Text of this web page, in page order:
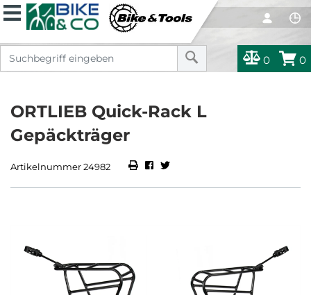
0 0
ORTLIEB Quick-Rack L
Gepäckträger
Artikelnummer 24982